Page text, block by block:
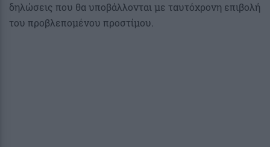
δηλώσεις που θα υποβάλλονται με ταυτόχρονη επιβολή
του προβλεπομένου προστίμου.